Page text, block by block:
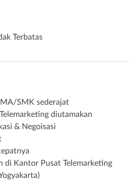
Terbatas
SMK sederajat
diutamakan
& Negoisasi
di Kantor Pusat Telemarketing